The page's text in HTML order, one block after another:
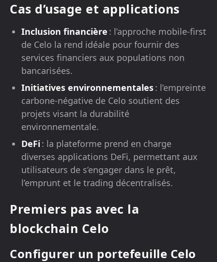
Cas d’usage et applications
Inclusion financière : l’approche mobile-first
de Celo la rend idéale pour fournir des
services financiers aux populations non
bancarisées.
Initiatives environnementales: l’empreinte
carbone-négative de Celo soutient des
projets visant la durabilité
environnementale.
DeFi : la plateforme prend en charge
diverses applications DeFi, permettant aux
utilisateurs de s’engager dans le prêt,
l’emprunt et le trading décentralisés.
Premiers pas avec la
blockchain Celo
Configurer un portefeuille Celo